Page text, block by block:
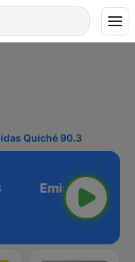
Quiché 90.3